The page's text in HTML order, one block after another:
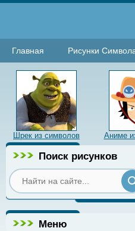
Главная Рисунки
Шрек из символов Аниме
Поиск рисунков
Меню